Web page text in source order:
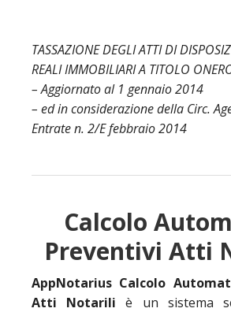
TASSAZIONE DEGLI ATTI DI
REALI IMMOBILIARI A TITOLO
– Aggiornato al 1 gennaio 2014
– ed in considerazione della Circ.
Entrate n. 2/E febbraio 2014
Calcolo
Preventivi Atti
AppNotarius Calcolo
Atti Notariliè un sistema